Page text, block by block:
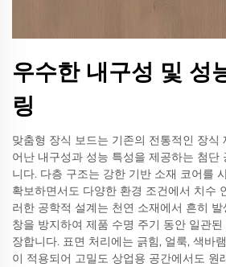
우수한 내구성 및 성
링
맞춤형 장식 보드는 기존의 전통적인 장식
어난 내구성과 성능 특성을 제공하는 첨단
니다. 다층 구조는 강한 기반 소재 코어를
확보하면서도 다양한 환경 조건에서 치수
러한 공학적 설계는 천연 소재에서 흔히
창을 방지하여 제품 수명 주기 동안 일관
장합니다. 표면 처리에는 긁힘, 얼룩, 색바
이 적용되어 고밀도 상업용 공간에서도 원